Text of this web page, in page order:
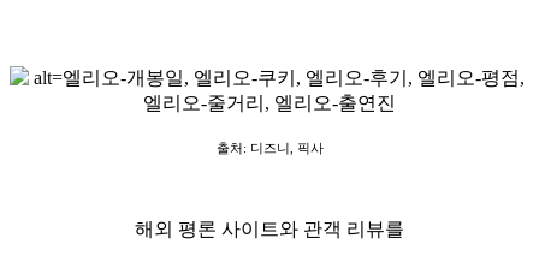
출처: 디즈니, 픽사
해외 평론 사이트와 관객 리뷰를